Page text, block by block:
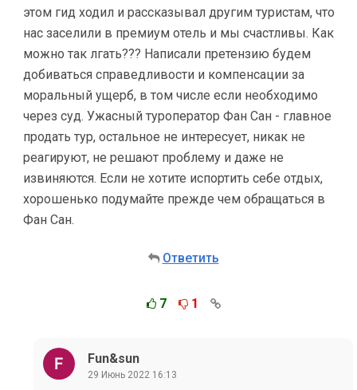
этом гид ходил и рассказывал другим туристам, что
нас заселили в премиум отель и мы счастливы. Как
можно так лгать??? Написали претензию будем
добиваться справедливости и компенсации за
моральный ущерб, в том числе если необходимо
через суд. Ужасный туроператор Фан Сан - главное
продать тур, остальное не интересует, никак не
реагируют, не решают проблему и даже не
извиняются. Если не хотите испортить себе отдых,
хорошенько подумайте прежде чем обращаться в
Фан Сан.
Ответить
7 1
Fun&sun
29 Июнь 2022 16:13